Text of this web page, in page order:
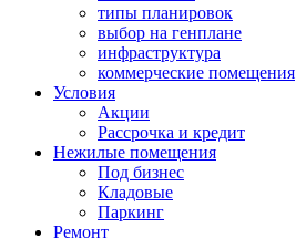
типы планировок
выбор на генплане
инфраструктура
коммерческие помещения
Условия
Акции
Рассрочка и кредит
Нежилые помещения
Под бизнес
Кладовые
Паркинг
Ремонт